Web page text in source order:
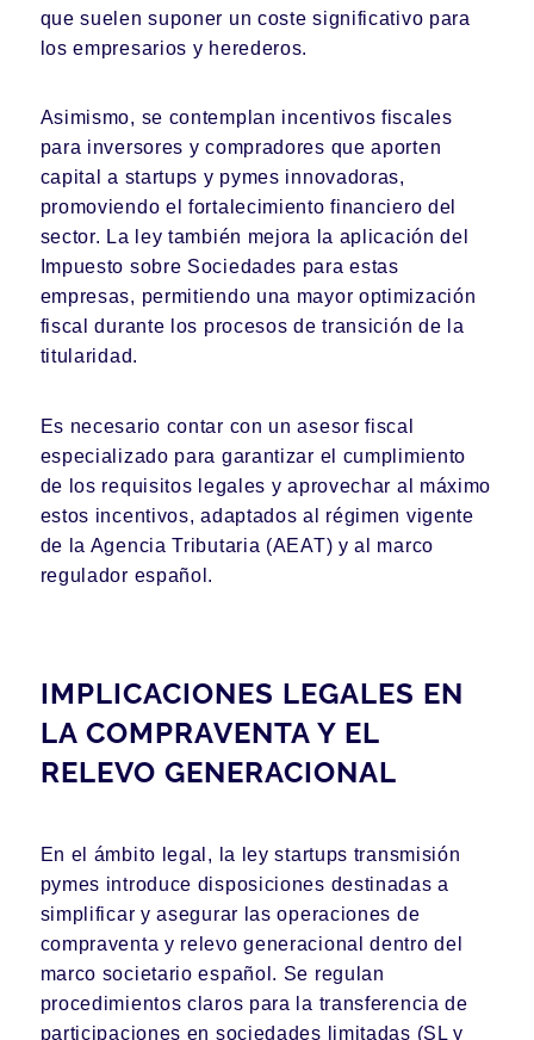
que suelen suponer un coste significativo para
los empresarios y herederos.
Asimismo, se contemplan incentivos fiscales
para inversores y compradores que aporten
capital a startups y pymes innovadoras,
promoviendo el fortalecimiento financiero del
sector. La ley también mejora la aplicación del
Impuesto sobre Sociedades para estas
empresas, permitiendo una mayor optimización
fiscal durante los procesos de transición de la
titularidad.
Es necesario contar con un asesor fiscal
especializado para garantizar el cumplimiento
de los requisitos legales y aprovechar al máximo
estos incentivos, adaptados al régimen vigente
de la Agencia Tributaria (AEAT) y al marco
regulador español.
IMPLICACIONES LEGALES EN
LA COMPRAVENTA Y EL
RELEVO GENERACIONAL
En el ámbito legal, la ley startups transmisión
pymes introduce disposiciones destinadas a
simplificar y asegurar las operaciones de
compraventa y relevo generacional dentro del
marco societario español. Se regulan
procedimientos claros para la transferencia de
participaciones en sociedades limitadas (SL y